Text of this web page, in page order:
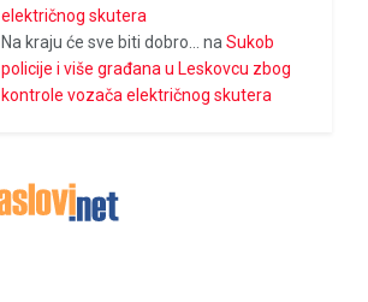
električnog skutera
Na kraju će sve biti dobro...
naSukob
policije i više građana u Leskovcu zbog
kontrole vozača električnog skutera